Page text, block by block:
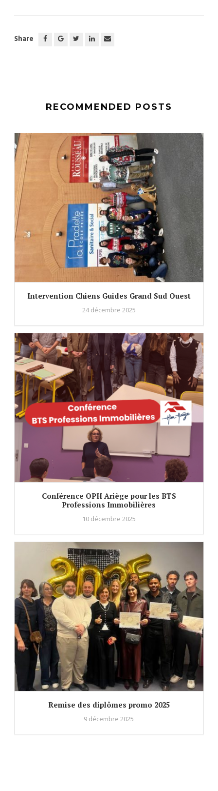
Share
RECOMMENDED POSTS
Intervention Chiens Guides Grand Sud Ouest
24 décembre 2025
Conférence OPH Ariège pour les BTS
Professions Immobilières
10 décembre 2025
Remise des diplômes promo 2025
9 décembre 2025